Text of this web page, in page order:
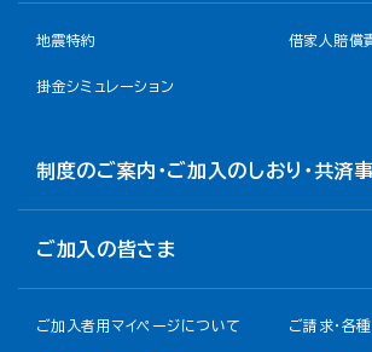
地震特約 借家人賠償
掛金シミュレーション
制度のご案内・ご加入のしおり・共済
ご加入の皆さま
ご加入者用マイページについて ご請求・各